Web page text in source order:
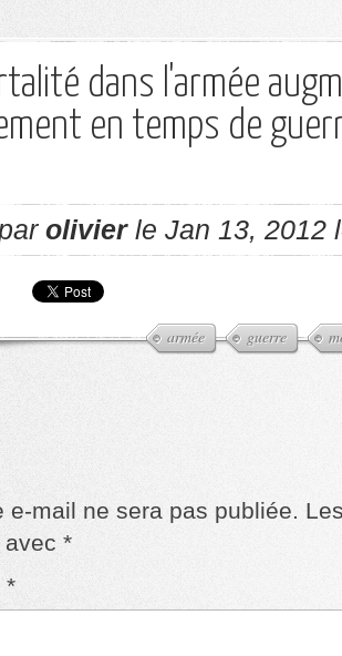
dans l'armée
en temps de
olivierle Jan 13, 2012
armée guerre
e-mail ne sera pas publiée.
*
*